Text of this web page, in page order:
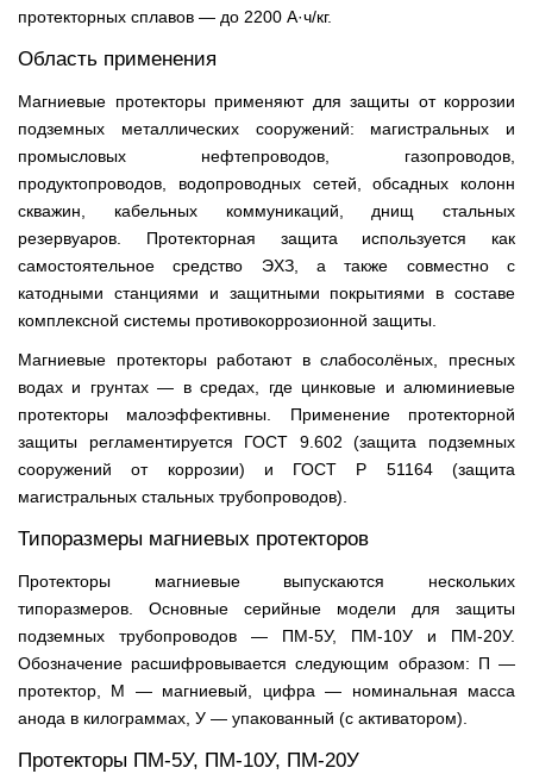
протекторных сплавов — до 2200 А·ч/кг.
Область применения
Магниевые протекторы применяют для защиты от коррозии
подземных металлических сооружений: магистральных и
промысловых нефтепроводов, газопроводов,
продуктопроводов, водопроводных сетей, обсадных колонн
скважин, кабельных коммуникаций, днищ стальных
резервуаров. Протекторная защита используется как
самостоятельное средство ЭХЗ, а также совместно с
катодными станциями и защитными покрытиями в составе
комплексной системы противокоррозионной защиты.
Магниевые протекторы работают в слабосолёных, пресных
водах и грунтах — в средах, где цинковые и алюминиевые
протекторы малоэффективны. Применение протекторной
защиты регламентируется ГОСТ 9.602 (защита подземных
сооружений от коррозии) и ГОСТ Р 51164 (защита
магистральных стальных трубопроводов).
Типоразмеры магниевых протекторов
Протекторы магниевые выпускаются нескольких
типоразмеров. Основные серийные модели для защиты
подземных трубопроводов — ПМ-5У, ПМ-10У и ПМ-20У.
Обозначение расшифровывается следующим образом: П —
протектор, М — магниевый, цифра — номинальная масса
анода в килограммах, У — упакованный (с активатором).
Протекторы ПМ-5У, ПМ-10У, ПМ-20У